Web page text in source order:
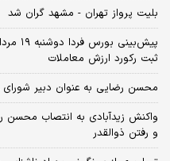
بلیت پرواز تهران - مشهد گران شد
ثبت رکورد ارزش معاملات
محسن رضایی به عنوان دبیر
واکنش زیدآبادی به انتصاب محسن
و رفتن ذوالقدر